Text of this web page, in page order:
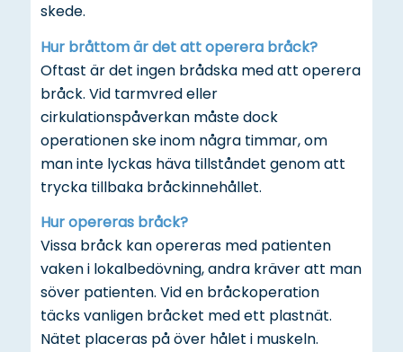
skede.
Hur bråttom är det att operera bråck?
Oftast är det ingen brådska med att operera
bråck. Vid tarmvred eller
cirkulationspåverkan måste dock
operationen ske inom några timmar, om
man inte lyckas häva tillståndet genom att
trycka tillbaka bråckinnehållet.
Hur opereras bråck?
Vissa bråck kan opereras med patienten
vaken i lokalbedövning, andra kräver att man
söver patienten. Vid en bråckoperation
täcks vanligen bråcket med ett plastnät.
Nätet placeras på över hålet i muskeln.